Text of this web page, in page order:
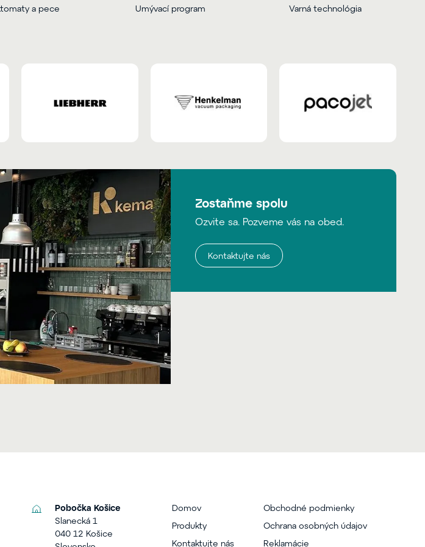
a pece Umývací program Varná technológia
Zostaňme spolu
Ozvite sa. Pozveme vás na obed.
Kontaktujte nás
Pobočka Košice
Slanecká 1
040 12 Košice
Domov
Produkty
Kontaktujte nás
Obchodné podmienky
Ochrana osobných údajov
Reklamácie